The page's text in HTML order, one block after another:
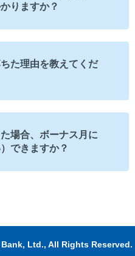
りますか？
た理由を教えてくだ
場合、ボーナス月に
できますか？
Ltd., All Rights Reserved.